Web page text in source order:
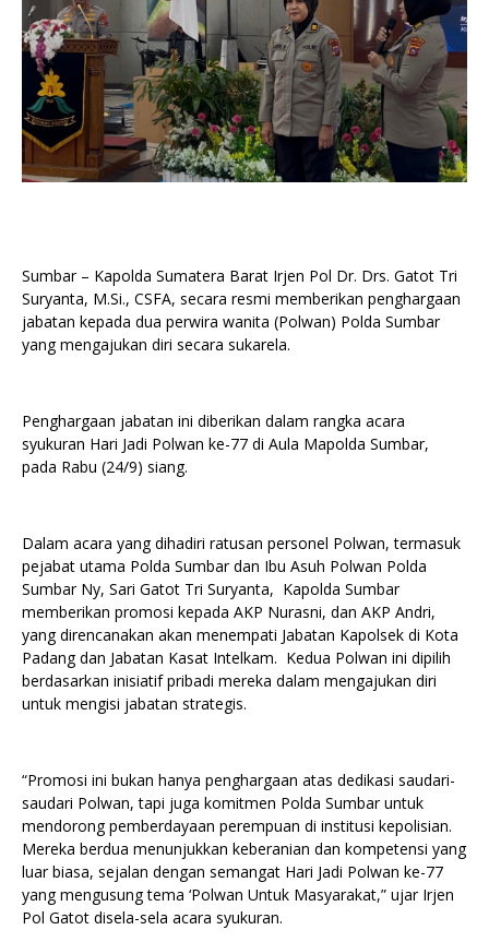
Sumbar – Kapolda Sumatera Barat Irjen Pol Dr. Drs. Gatot Tri
Suryanta, M.Si., CSFA, secara resmi memberikan penghargaan
jabatan kepada dua perwira wanita (Polwan) Polda Sumbar
yang mengajukan diri secara sukarela.
Penghargaan jabatan ini diberikan dalam rangka acara
syukuran Hari Jadi Polwan ke-77 di Aula Mapolda Sumbar,
pada Rabu (24/9) siang.
Dalam acara yang dihadiri ratusan personel Polwan, termasuk
pejabat utama Polda Sumbar dan Ibu Asuh Polwan Polda
Sumbar Ny, Sari Gatot Tri Suryanta, Kapolda Sumbar
memberikan promosi kepada AKP Nurasni, dan AKP Andri,
yang direncanakan akan menempati Jabatan Kapolsek di Kota
Padang dan Jabatan Kasat Intelkam. Kedua Polwan ini dipilih
berdasarkan inisiatif pribadi mereka dalam mengajukan diri
untuk mengisi jabatan strategis.
“Promosi ini bukan hanya penghargaan atas dedikasi saudari-
saudari Polwan, tapi juga komitmen Polda Sumbar untuk
mendorong pemberdayaan perempuan di institusi kepolisian.
Mereka berdua menunjukkan keberanian dan kompetensi yang
luar biasa, sejalan dengan semangat Hari Jadi Polwan ke-77
yang mengusung tema ‘Polwan Untuk Masyarakat,” ujar Irjen
Pol Gatot disela-sela acara syukuran.